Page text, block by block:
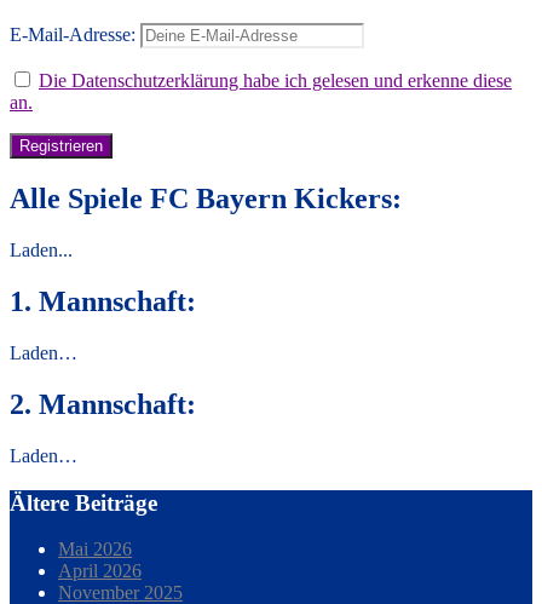
E-Mail-Adresse:
Die Datenschutzerklärung habe ich gelesen und erkenne diese
an.
Alle Spiele FC Bayern Kickers:
Laden...
1. Mannschaft:
Laden…
2. Mannschaft:
Laden…
Ältere Beiträge
Mai 2026
April 2026
November 2025